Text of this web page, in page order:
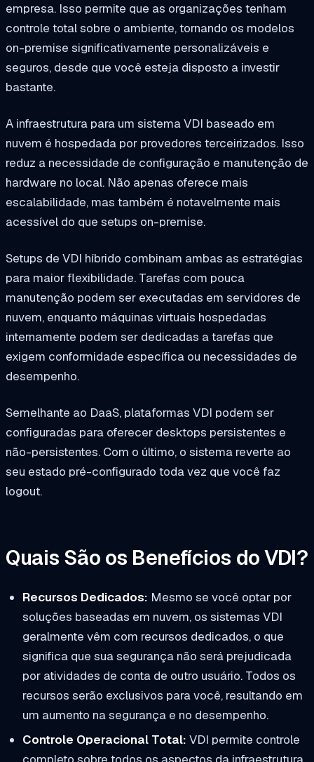
empresa. Isso permite que as organizações tenham
controle total sobre o ambiente, tornando os modelos
on-premise significativamente personalizáveis e
seguros, desde que você esteja disposto a investir
bastante.
A infraestrutura para um sistema VDI baseado em
nuvem é hospedada por provedores terceirizados. Isso
reduz a necessidade de configuração e manutenção de
hardware no local. Não apenas oferece mais
escalabilidade, mas também é notavelmente mais
acessível do que setups on-premise.
Setups de VDI híbrido combinam ambas as estratégias
para maior flexibilidade. Tarefas com pouca
manutenção podem ser executadas em servidores de
nuvem, enquanto máquinas virtuais hospedadas
internamente podem ser dedicadas a tarefas que
exigem conformidade específica ou necessidades de
desempenho.
Semelhante ao DaaS, plataformas VDI podem ser
configuradas para oferecer desktops persistentes e
não-persistentes. Com o último, o sistema reverte ao
seu estado pré-configurado toda vez que você faz
logout.
Quais São os Benefícios do VDI?
Recursos Dedicados: Mesmo se você optar por
soluções baseadas em nuvem, os sistemas VDI
geralmente vêm com recursos dedicados, o que
significa que sua segurança não será prejudicada
por atividades de conta de outro usuário. Todos os
recursos serão exclusivos para você, resultando em
um aumento na segurança e no desempenho.
Controle Operacional Total: VDI permite controle